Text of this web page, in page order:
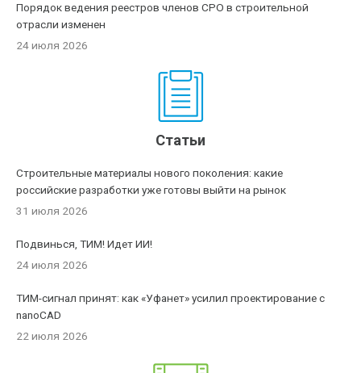
Порядок ведения реестров членов СРО в строительной
отрасли изменен
24 июля 2026
Статьи
Строительные материалы нового поколения: какие
российские разработки уже готовы выйти на рынок
31 июля 2026
Подвинься, ТИМ! Идет ИИ!
24 июля 2026
ТИМ-сигнал принят: как «Уфанет» усилил проектирование с
nanoCAD
22 июля 2026